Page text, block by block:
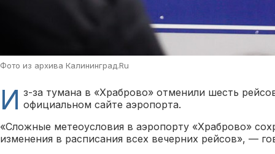
Фото из архива Калининград.Ru
И з-за тумана в «Храброво» отменили шесть
официальном сайте аэропорта.
«Сложные метеоусловия в аэропорту «Храброво»
изменения в расписания всех вечерних рейсов», —